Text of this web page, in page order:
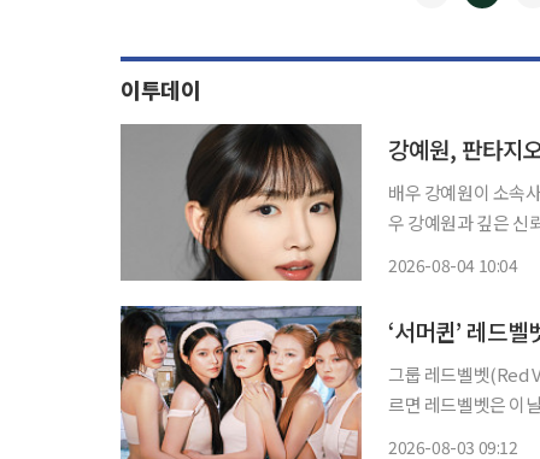
이투데이
강예원, 판타지
배우 강예원이 소속사 판
우 강예원과 깊은 신
2026-08-04 10:04
그룹 레드벨벳(Red Velvet)
르면 레드벨벳은 이
2026-08-03 09:12